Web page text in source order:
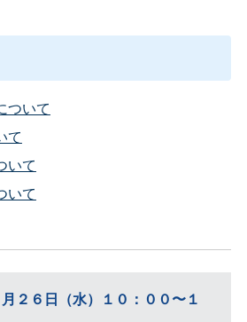
ついて
て
いて
いて
２６日（水）１０：００〜１